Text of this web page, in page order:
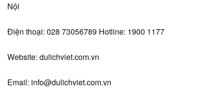
Nội
Điện thoại: 028 73056789 Hotline: 1900 1177
Website: dulichviet.com.vn
Email: info@dulichviet.com.vn